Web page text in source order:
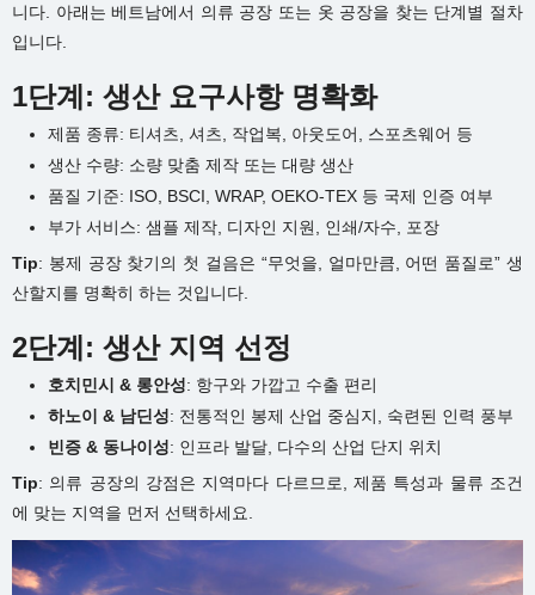
니다. 아래는 베트남에서 의류 공장 또는 옷 공장을 찾는 단계별 절차
입니다.
1단계: 생산 요구사항 명확화
제품 종류: 티셔츠, 셔츠, 작업복, 아웃도어, 스포츠웨어 등
생산 수량: 소량 맞춤 제작 또는 대량 생산
품질 기준: ISO, BSCI, WRAP, OEKO-TEX 등 국제 인증 여부
부가 서비스: 샘플 제작, 디자인 지원, 인쇄/자수, 포장
Tip: 봉제 공장 찾기의 첫 걸음은 “무엇을, 얼마만큼, 어떤 품질로” 생
산할지를 명확히 하는 것입니다.
2단계: 생산 지역 선정
호치민시 & 롱안성: 항구와 가깝고 수출 편리
하노이 & 남딘성: 전통적인 봉제 산업 중심지, 숙련된 인력 풍부
빈증 & 동나이성: 인프라 발달, 다수의 산업 단지 위치
Tip: 의류 공장의 강점은 지역마다 다르므로, 제품 특성과 물류 조건
에 맞는 지역을 먼저 선택하세요.